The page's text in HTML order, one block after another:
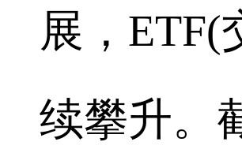
展，
续攀升。